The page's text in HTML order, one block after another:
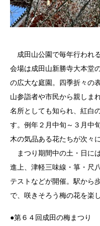
成田山公園で毎年行われ
会場は成田山新勝寺大本堂
の広大な庭園。四季折々の
山参詣者や市民から親しま
名所としても知られ、紅白
す。例年２月中旬～３月中
木の気品ある花たちが次々
まつり期間中の土・日に
進上、津軽三味線・箏・尺
テストなどが開催。駅から
で、咲きそろう梅の花を楽
●第６４回成田の梅まつり